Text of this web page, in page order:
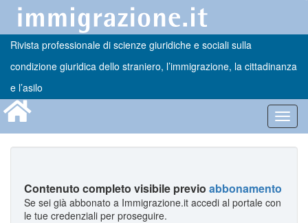
Rivista professionale di scienze giuridiche e sociali sulla
condizione giuridica dello straniero, l’immigrazione, la cittadinanza
e l’asilo
Contenuto completo visibile previo abbonamento
Se sei già abbonato a Immigrazione.it accedi al portale con
le tue credenziali per proseguire.